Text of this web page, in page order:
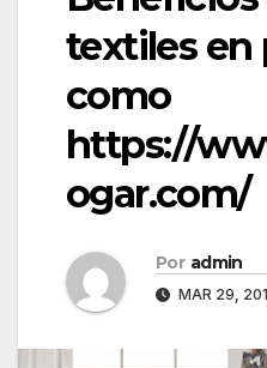
textiles en
como
https://
ogar.com/
Por admin
MAR 29,